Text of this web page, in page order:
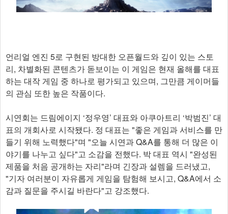
언리얼 엔진 5로 구현된 방대한 오픈월드와 깊이 있는 스토
리, 차별화된 콘텐츠가 돋보이는 이 게임은 현재 올해를 대표
하는 대작 게임 중 하나로 평가되고 있으며, 그만큼 게이머들
의 관심 또한 높은 작품이다.
시연회는 드림에이지 ‘정우영’ 대표와 아쿠아트리 ‘박범진’ 대
표의 개회사로 시작됐다. 정 대표는 "좋은 게임과 서비스를 만
들기 위해 노력했다"며 "오늘 시연과 Q&A를 통해 더 많은 이
야기를 나누고 싶다"고 소감을 전했다. 박 대표 역시 "완성된
제품을 처음 공개하는 자리"라며 긴장과 설렘을 드러냈고,
"기자 여러분이 자유롭게 게임을 탐험해 보시고, Q&A에서 소
감과 질문을 주시길 바란다"고 강조했다.